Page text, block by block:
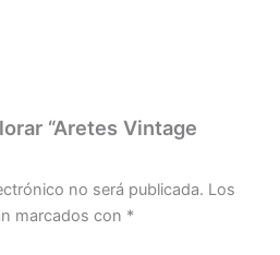
“Aretes Vintage
no será publicada. Los
marcados con *